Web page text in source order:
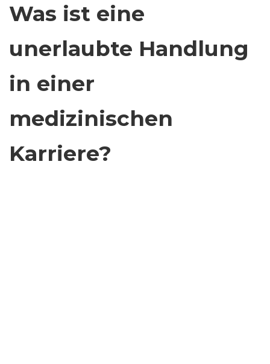
Was ist eine
unerlaubte Handlung
in einer
medizinischen
Karriere?